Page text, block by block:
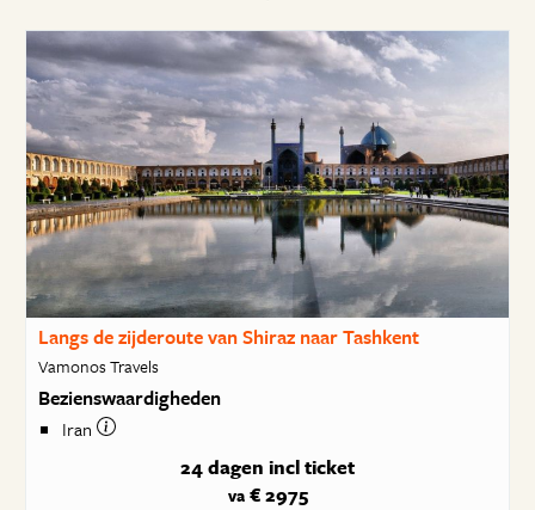
Langs de zijderoute van Shiraz naar Tashkent
Vamonos Travels
Bezienswaardigheden
Iran
24 dagen incl ticket
va€ 2975